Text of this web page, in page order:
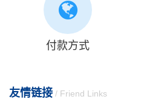
付款方式
友情链接 / Friend Links